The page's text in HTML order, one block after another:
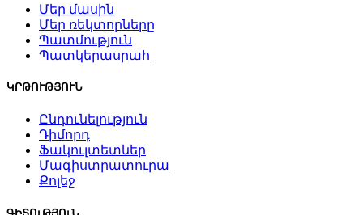
Մեր մասին
Մեր ռեկտորները
Պատմություն
Պատկերասրահ
ԿՐԹՈՒԹՅՈՒՆ
Ընդունելություն
Դիմորդ
Ֆակուլտետներ
Մագիստրատուրա
Քոլեջ